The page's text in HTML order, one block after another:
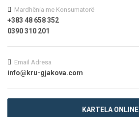
Mardhënia me Konsumatorë
+383 48 658 352
0390 310 201
Email Adresa
info@kru-gjakova.com
KARTELA ONLINE